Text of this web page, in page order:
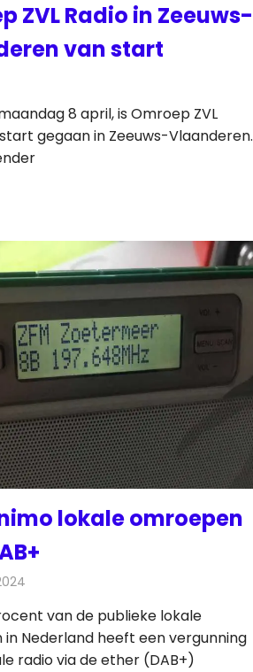
ZVL Radio in Zeeuws-
van start
8 april, is Omroep ZVL
gegaan in Zeeuws-Vlaanderen.
lokale omroepen
van de publieke lokale
Nederland heeft een vergunning
radio via de ether (DAB+)